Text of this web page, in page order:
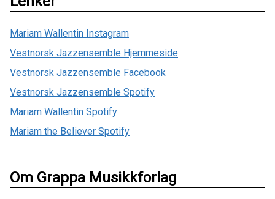
Mariam Wallentin Instagram
Vestnorsk Jazzensemble Hjemmeside
Vestnorsk Jazzensemble Facebook
Vestnorsk Jazzensemble Spotify
Mariam Wallentin Spotify
Mariam the Believer Spotify
Om Grappa Musikkforlag